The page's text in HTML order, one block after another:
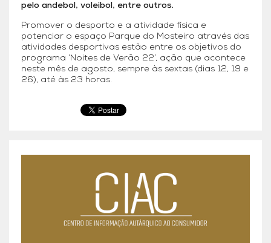
pelo andebol, voleibol, entre outros.
Promover o desporto e a atividade física e
potenciar o espaço Parque do Mosteiro através das
atividades desportivas estão entre os objetivos do
programa ‘Noites de Verão 22’, ação que acontece
neste mês de agosto, sempre às sextas (dias 12, 19 e
26), até às 23 horas.